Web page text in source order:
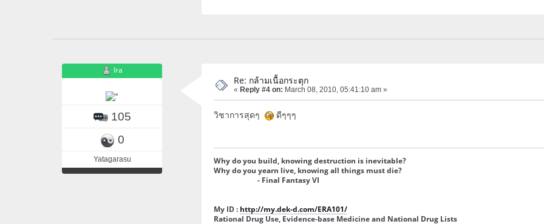
Ira
105
0
Yatagarasu
Re: กล้ามเนื้อกระตุก
« Reply #4 on: March 08, 2010, 05:41:10 am »
วิชาการสุดๆ ดีๆๆๆ
Why do you build, knowing destruction is inevitable?
Why do you yearn live, knowing all things must die?
- Final Fantasy VI
My ID: http://my.dek-d.com/ERA101/
Rational Drug Use, Evidence-base Medicine and National Drug Lists